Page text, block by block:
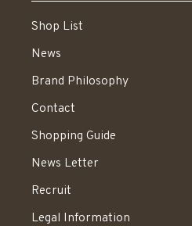
Shop List
News
Brand Philosophy
Contact
Shopping Guide
News Letter
Recruit
Legal Information